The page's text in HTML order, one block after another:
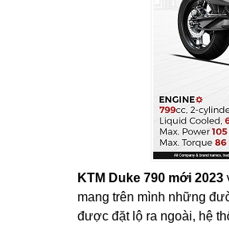
KTM Duke 790 mới 2023
mang trên mình những
được đặt lộ ra ngoài, hệ